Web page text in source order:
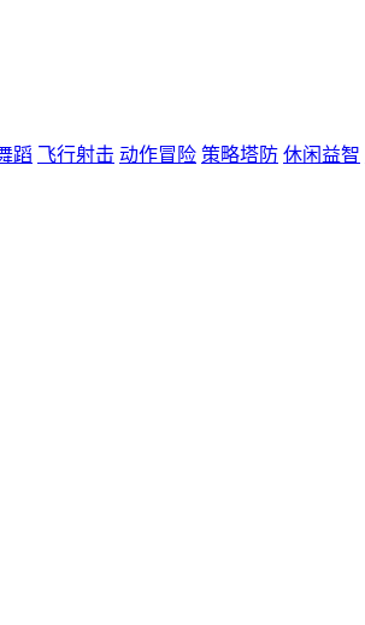
蹈 飞行射击 动作冒险 策略塔防 休闲益智